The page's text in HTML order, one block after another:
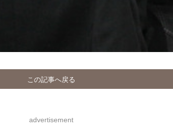
この記事へ戻る
advertisement